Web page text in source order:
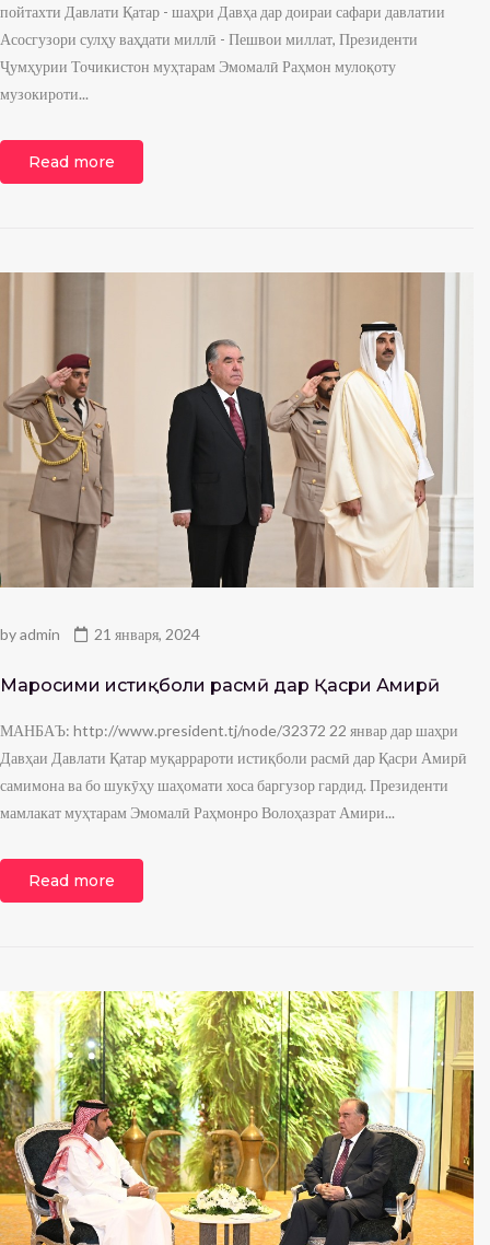
пойтахти Давлати Қатар - шаҳри Давҳа дар доираи сафари давлатии
Асосгузори сулҳу ваҳдати миллӣ - Пешвои миллат, Президенти
Ҷумҳурии Точикистон муҳтарам Эмомалӣ Раҳмон мулоқоту
музокироти...
Read more
byadmin 21 января, 2024
Маросими истиқболи расмӣ дар Қасри Амирӣ
МАНБАЪ: http://www.president.tj/node/32372 22 январ дар шаҳри
Давҳаи Давлати Қатар муқаррароти истиқболи расмӣ дар Қасри Амирӣ
самимона ва бо шукӯҳу шаҳомати хоса баргузор гардид. Президенти
мамлакат муҳтарам Эмомалӣ Раҳмонро Волоҳазрат Амири...
Read more